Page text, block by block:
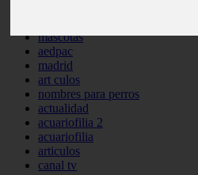
mascotas
aedpac
madrid
art culos
nombres para perros
actualidad
acuariofilia 2
acuariofilia
articulos
canal tv